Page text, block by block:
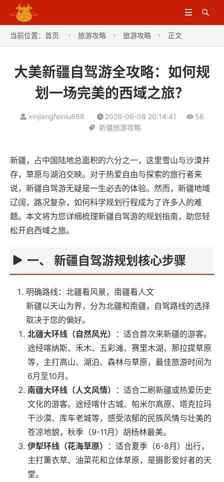


当前位置： 首页  旅游攻略  旅游攻略  正文
大美新疆自驾游全攻略：如何规
划一场完美的西域之旅？
xinjiangfeiniu888 2026-06-08 20:14:41
56
新疆旅游攻略
新疆，占中国陆地总面积的六分之一，这里雪山与沙漠并
存，草原与湖泊交映。对于热爱自由与探索的旅行者来
说，新疆自驾游无疑是一生必去的体验。然而，新疆地域
辽阔，路况复杂，如何科学规划行程成为了许多人的难
题。本文将为您详细梳理新疆自驾游的规划指南，助您轻
松开启西域之旅。
一、 新疆自驾游规划核心步骤
明确路线：北疆看风景，南疆看人文
新疆以天山为界，分为北疆和南疆，自驾路线的选择
取决于您的偏好。
北疆大环线（自然风光）
：适合首次来新疆的游客。
途经喀纳斯、禾木、五彩滩、赛里木湖、那拉提草原
等，主打高山、湖泊、森林与草原，最佳旅游时间为
6月至10月。
南疆大环线（人文风情）
：适合二刷新疆或热爱历史
文化的游客。途经喀什古城、帕米尔高原、塔克拉玛
干沙漠、库车老城等，感受浓郁的民族风情与壮美的
苍凉地貌，秋季（9-11月）胡杨林最美。
伊犁环线（花海草原）
：适合夏季（6-8月）出行，
主打薰衣草、油菜花和立体草原，是摄影爱好者的天
堂。